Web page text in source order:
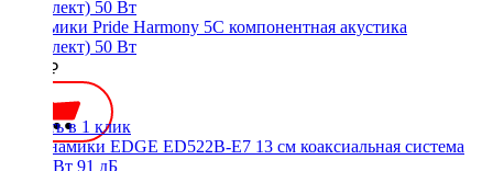
Динамики Pride Harmony 5C компонентная акустика
(комплект) 50 Вт
5750 ₽
Купить в 1 клик